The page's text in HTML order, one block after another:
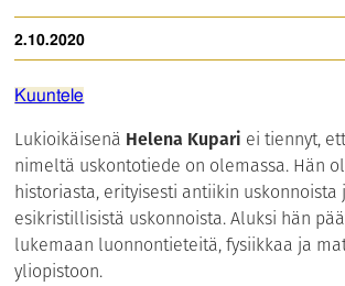
2.10.2020
Kuuntele
Lukioikäisenä Helena Kupari ei tiennyt,
nimeltä uskontotiede on olemassa. Hän
historiasta, erityisesti antiikin uskonnoista
esikristillisistä uskonnoista. Aluksi hän
lukemaan luonnontieteitä, fysiikkaa ja
yliopistoon.